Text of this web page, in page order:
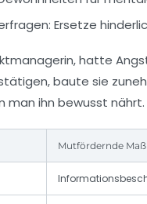
Ersetze
hatte
baute sie
man ihn bewusst nährt.
Mutfördernde